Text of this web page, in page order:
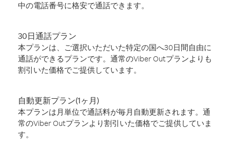
中の電話番号に格安で通話できます。
30日通話プラン
本プランは、ご選択いただいた特定の国へ30日間自由に
通話ができるプランです。通常のViber Outプランよりも
割引いた価格でご提供しています。
自動更新プラン(1ヶ月)
本プランは月単位で通話料が毎月自動更新されます。通
常のViber Outプランより割引いた価格でご提供していま
す。